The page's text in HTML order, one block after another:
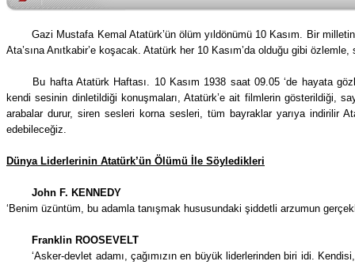
Gazi Mustafa Kemal Atatürk’ün ölüm yıldönümü 10 Kasım. Bir
Ata’sına Anıtkabir’e koşacak. Atatürk her 10 Kasım’da olduğu gibi
Bu hafta Atatürk Haftası. 10 Kasım 1938 saat 09.05 ‘de hayata
kendi sesinin dinletildiği konuşmaları, Atatürk’e ait filmlerin gösterildiği,
arabalar durur, siren sesleri korna sesleri, tüm bayraklar yarıya indirilir
edebileceğiz.
Dünya Liderlerinin Atatürk’ün Ölümü İle Söyledikleri
John F. KENNEDY
‘Benim üzüntüm, bu adamla tanışmak hususundaki şiddetli arzumun
Franklin ROOSEVELT
‘Asker-devlet adamı, çağımızın en büyük liderlerinden biri idi.